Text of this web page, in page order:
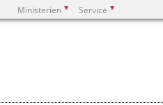
Ministerien Service